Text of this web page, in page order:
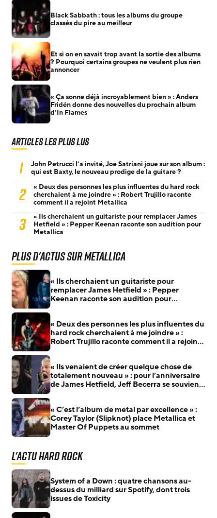
Black Sabbath : tous les albums du groupe
classés du pire au meilleur
Et si on en savait trop avant la sortie des albums
? Pourquoi certains groupes ne veulent plus rien
annoncer
« Ça sonne déjà incroyablement bien » : Anders
Fridén donne des nouvelles du prochain album
d’In Flames
Articles les plus lus
1
John Petrucci l’a invité, Joe Satriani joue sur son album :
qui est Baxty, le nouveau prodige de la guitare ?
2
« Deux des personnes les plus influentes du hard rock
cherchaient à me joindre » : Robert Trujillo raconte
comment il a rejoint Metallica
3
« Ils cherchaient un guitariste pour remplacer James
Hetfield » : Pepper Keenan raconte son audition pour
Metallica
Plus d'actus sur Metallica
« Ils cherchaient un guitariste pour
remplacer James Hetfield » : Pepper
Keenan raconte son audition pour
« Deux des personnes les plus influentes du
hard rock cherchaient à me joindre » :
Robert Trujillo raconte comment il a rejoint
« Ils venaient de créer quelque chose de
totalement nouveau » : pour l’anniversaire
de James Hetfield, Jeff Becerra se souvient
« C’est l’album de metal par excellence » :
Corey Taylor (Slipknot) place Metallica et
Master Of Puppets au sommet
L'actu Hard Rock
System of a Down : quatre chansons au-
dessus du milliard sur Spotify, dont trois
issues de Toxicity